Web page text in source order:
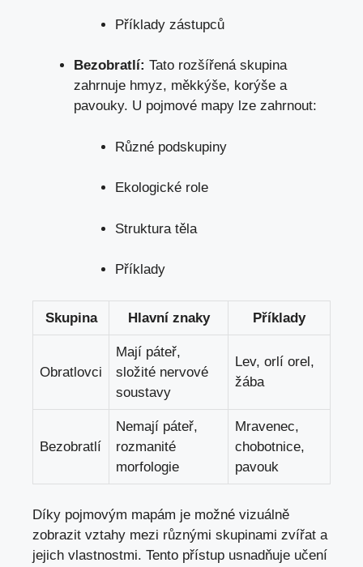
Příklady zástupců
Bezobratlí: Tato rozšířená skupina
zahrnuje hmyz, měkkýše, korýše a
pavouky. U pojmové mapy lze zahrnout:
Různé podskupiny
Ekologické role
Struktura těla
Příklady
Skupina Hlavní znaky Příklady
Obratlovci
Mají páteř,
složité nervové
soustavy
Lev, orlí orel,
žába
Bezobratlí
Nemají páteř,
rozmanité
morfologie
Mravenec,
chobotnice,
pavouk
Díky pojmovým mapám je možné vizuálně
zobrazit vztahy mezi různými skupinami zvířat a
jejich vlastnostmi. Tento přístup usnadňuje učení